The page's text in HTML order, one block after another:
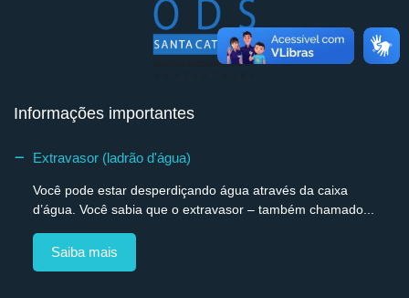
Informações importantes
Extravasor (ladrão d'água)
Você pode estar desperdiçando água através da caixa
d’água. Você sabia que o extravasor – também chamado...
Saiba mais